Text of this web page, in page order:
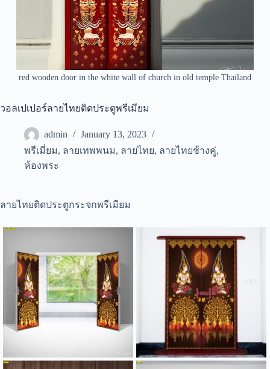
red wooden door in the white wall of church in old temple Thailand
วอลเปเปอร์ลายไทยติดประตูพรีเมียม
admin
January 13, 2023
พรีเมี่ยม, ลายเทพพนม, ลายไทย, ลายไทยช้างคู่,
ห้องพระ
ลายไทยติดประตูกระจกพรีเมียม